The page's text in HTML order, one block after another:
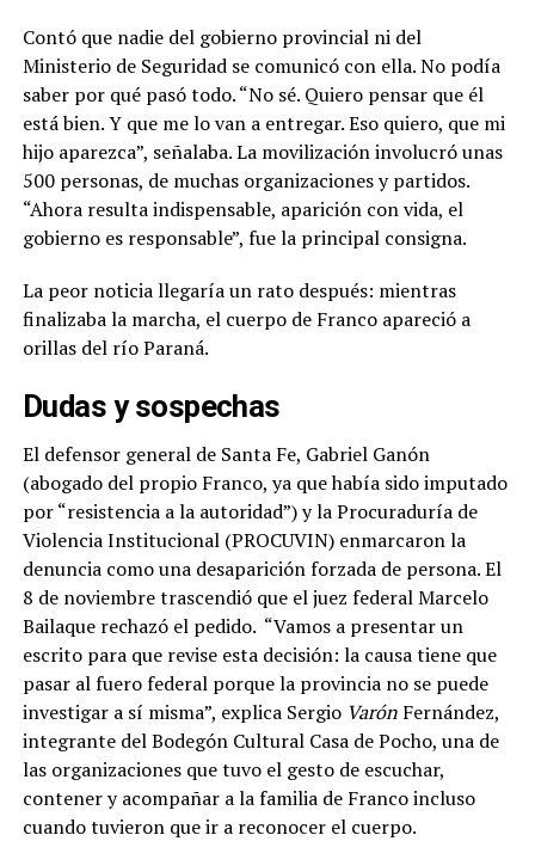
Contó que nadie del gobierno provincial ni del
Ministerio de Seguridad se comunicó con ella. No podía
saber por qué pasó todo. “No sé. Quiero pensar que él
está bien. Y que me lo van a entregar. Eso quiero, que mi
hijo aparezca”, señalaba. La movilización involucró unas
500 personas, de muchas organizaciones y partidos.
“Ahora resulta indispensable, aparición con vida, el
gobierno es responsable”, fue la principal consigna.
La peor noticia llegaría un rato después: mientras
finalizaba la marcha, el cuerpo de Franco apareció a
orillas del río Paraná.
Dudas y sospechas
El defensor general de Santa Fe, Gabriel Ganón
(abogado del propio Franco, ya que había sido imputado
por “resistencia a la autoridad”) y la Procuraduría de
Violencia Institucional (PROCUVIN) enmarcaron la
denuncia como una desaparición forzada de persona. El
8 de noviembre trascendió que el juez federal Marcelo
Bailaque rechazó el pedido. “Vamos a presentar un
escrito para que revise esta decisión: la causa tiene que
pasar al fuero federal porque la provincia no se puede
investigar a sí misma”, explica Sergio Varón Fernández,
integrante del Bodegón Cultural Casa de Pocho, una de
las organizaciones que tuvo el gesto de escuchar,
contener y acompañar a la familia de Franco incluso
cuando tuvieron que ir a reconocer el cuerpo.